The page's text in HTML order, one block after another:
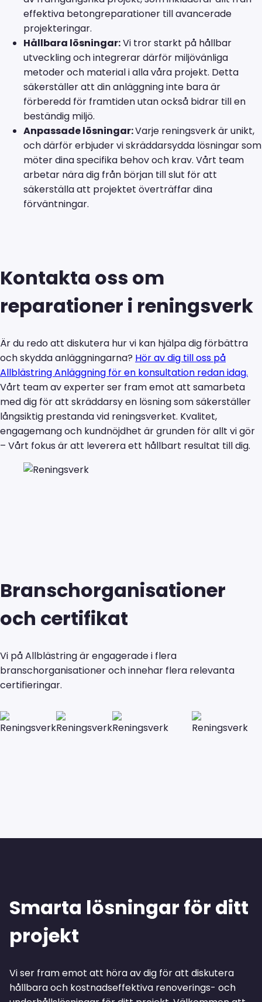
effektiva betongreparationer till avancerade
projekteringar.
Hållbara lösningar:Vi tror starkt på hållbar
utveckling och integrerar därför miljövänliga
metoder och material i alla våra projekt. Detta
säkerställer att din anläggning inte bara är
förberedd för framtiden utan också bidrar till en
beständig miljö.
Anpassade lösningar:Varje reningsverk är unikt,
och därför erbjuder vi skräddarsydda lösningar som
möter dina specifika behov och krav. Vårt team
arbetar nära dig från början till slut för att
säkerställa att projektet överträffar dina
förväntningar.
Kontakta oss om
reparationer i reningsverk
Är du redo att diskutera hur vi kan hjälpa dig förbättra
och skydda anläggningarna? Hör av dig till oss på
Allblästring Anläggning för en konsultation redan idag.
Vårt team av experter ser fram emot att samarbeta
med dig för att skräddarsy en lösning som säkerställer
långsiktig prestanda vid reningsverket. Kvalitet,
engagemang och kundnöjdhet är grunden för allt vi gör
– Vårt fokus är att leverera ett hållbart resultat till dig.
Branschorganisationer
och certifikat
Vi på Allblästring är engagerade i flera
branschorganisationer och innehar flera relevanta
certifieringar.
Smarta lösningar för ditt
projekt
Vi ser fram emot att höra av dig för att diskutera
hållbara och kostnadseffektiva renoverings- och